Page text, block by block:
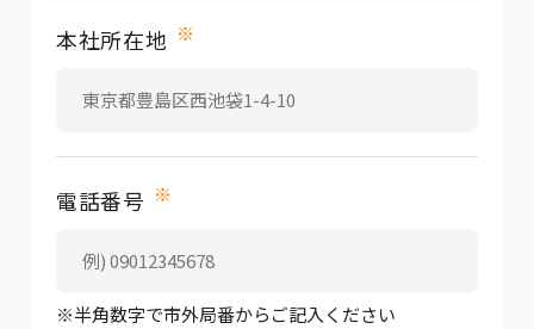
本社所在地 ※
電話番号 ※
※半角数字で市外局番からご記入ください